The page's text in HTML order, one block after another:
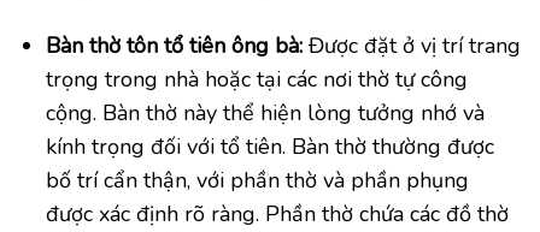
Bàn thờ tôn tổ tiên ông bà: Được đặt ở vị trí trang
trọng trong nhà hoặc tại các nơi thờ tự công
cộng. Bàn thờ này thể hiện lòng tưởng nhớ và
kính trọng đối với tổ tiên. Bàn thờ thường được
bố trí cẩn thận, với phần thờ và phần phụng
được xác định rõ ràng. Phần thờ chứa các đồ thờ